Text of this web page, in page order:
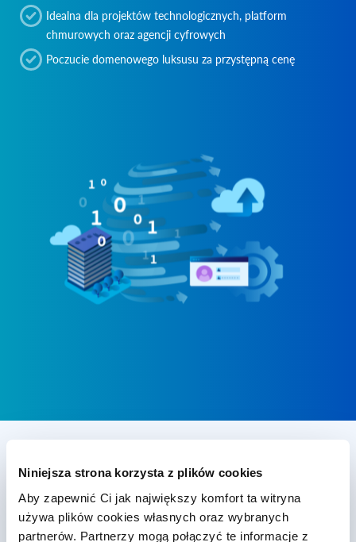
Niniejsza strona korzysta z plików cookies
Aby zapewnić Ci jak największy komfort ta witryna
używa plików cookies własnych oraz wybranych
partnerów. Partnerzy mogą połączyć te informacje z
Idealna dla projektów technologicznych, platform
chmurowych oraz agencji cyfrowych
Poczucie domenowego luksusu za przystępną cenę
Dzięki FORPSI, .CLOUD jest
prostym i przystępnym wyborem